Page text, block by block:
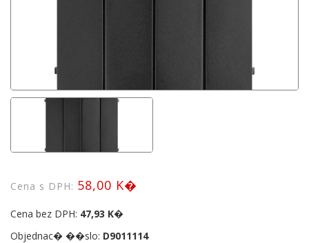
Cena s DPH: 58,00 K�
Cena bez DPH: 47,93 K�
Objednac� ��slo: D9011114